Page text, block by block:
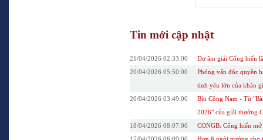
Tin mới cập nhật
21/04/2026 02:33:00
Dư âm giải Cống hiến
20/04/2026 05:50:00
Phỏng vấn độc quyền
tình yêu lớn của khán
20/04/2026 03:49:00
Bùi Công Nam - Từ
2026" của giải thưởng
18/04/2026 08:07:00
CONGB: Cống hiến